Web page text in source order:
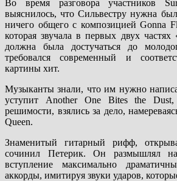
Во время разговора участников
выяснилось, что Сильвестру нужна
ничего общего с композицией Gonna
которая звучала в первых двух
должна была достучаться до
требовался современный и
картины хит.
Музыканты знали, что им нужно
уступит Another One Bites the
решимости, взялись за дело,
Queen.
Знаменитый гитарный рифф,
сочинил Петерик. Он размышлял
вступление максимально
аккорды, имитируя звуки ударов,